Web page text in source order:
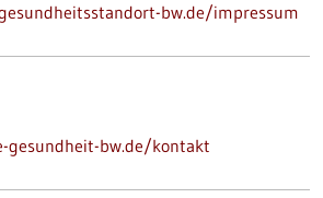
bw.de/impressum
bw.de/kontakt